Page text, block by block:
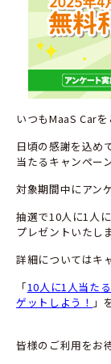
いつもMaaS Car
日頃の感謝を込め
当たるキャンペー
対象期間中にアン
抽選で10人に1人
プレゼントいたしま
詳細についてはキ
「10人に1人当た
ゲットしよう！ 」
皆様のご利用をお